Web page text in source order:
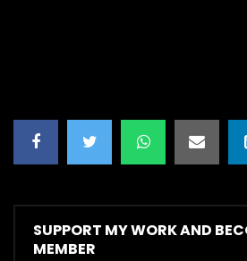
SUPPORT MY WORK AND
MEMBER